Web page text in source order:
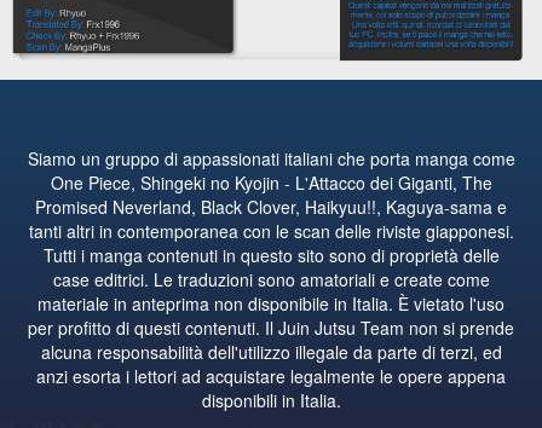
Siamo un gruppo di appassionati italiani che porta manga come
One Piece, Shingeki no Kyojin - L'Attacco dei Giganti, The
Promised Neverland, Black Clover, Haikyuu!!, Kaguya-sama e
tanti altri in contemporanea con le scan delle riviste giapponesi.
Tutti i manga contenuti in questo sito sono di proprietà delle
case editrici. Le traduzioni sono amatoriali e create come
materiale in anteprima non disponibile in Italia. È vietato l'uso
per profitto di questi contenuti. Il Juin Jutsu Team non si prende
alcuna responsabilità dell'utilizzo illegale da parte di terzi, ed
anzi esorta i lettori ad acquistare legalmente le opere appena
disponibili in Italia.